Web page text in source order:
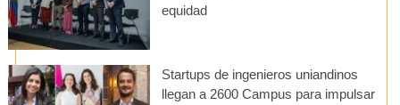
equidad
Startups de ingenieros uniandinos
llegan a 2600 Campus para impulsar